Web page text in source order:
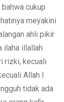
cukup
meyakini
ahli pikir
ilaha illallah
rizki, kecuali
Allah I
tidak ada